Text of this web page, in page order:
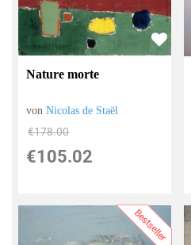
Nature morte
vonNicolas de Staël
€178.00
€105.02
Bestseller